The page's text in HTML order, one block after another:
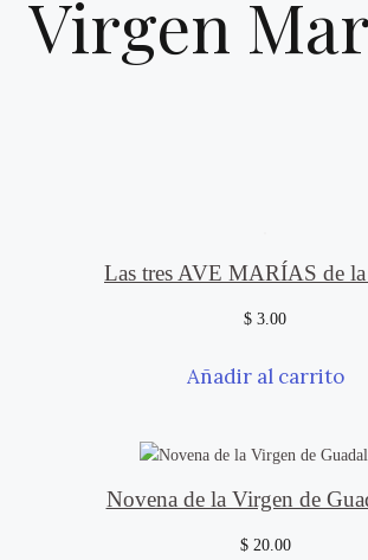
Virgen
Las tres AVE MARÍAS de
$ 3.00
Añadir al carrito
Novena de la Virgen de
$20.00